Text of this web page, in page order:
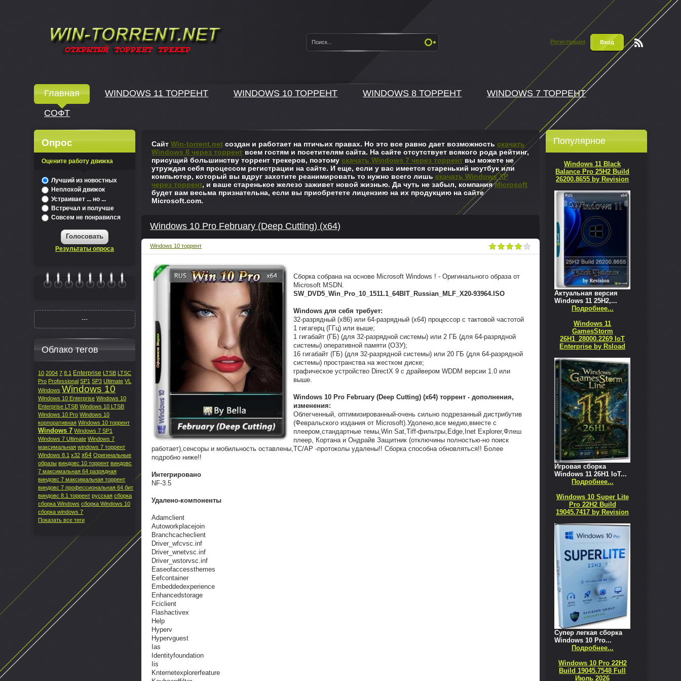
Регистрация Вход
Главная WINDOWS 11 ТОРРЕНТ WINDOWS 10 ТОРРЕНТ WINDOWS 8 ТОРРЕНТ
WINDOWS 7 ТОРРЕНТ
СОФТ
СайтWin-torrent.net создан и работает на птичьих правах. Но это все равно дает возможностьскачать
Windows 8 через торрент всем гостям и посетителям сайта. На сайте отсутствует всякого рода рейтинг,
присущий большинству торрент трекеров, поэтомускачать Windows 7 через торрент вы можете не
утруждая себя процессом регистрации на сайте. И еще, если у вас имеется старенький ноутбук или
компьютер, который вы вдруг захотите реанимировать то нужно всего лишьскачать Windows XP
через торрент, и ваше старенькое железо заживет новой жизнью. Да чуть не забыл, компанияMicrosoft
будет вам весьма признательна, если вы приобретете лицензию на их продукцию на сайте
Microsoft.com.
Windows 10 Pro February (Deep Cutting) (x64)
Windows 10 торрент
Сборка собрана на основе Microsoft Windows ! - Оригинального образа от
Microsoft MSDN.
SW_DVD5_Win_Pro_10_1511.1_64BIT_Russian_MLF_X20-93964.ISO
Windows для себя требует:
32-разрядный (x86) или 64-разрядный (x64) процессор с тактовой частотой
1 гигагерц (ГГц) или выше;
1 гигабайт (ГБ) (для 32-разрядной системы) или 2 ГБ (для 64-разрядной
системы) оперативной памяти (ОЗУ);
16 гигабайт (ГБ) (для 32-разрядной системы) или 20 ГБ (для 64-разрядной
системы) пространства на жестком диске;
графическое устройство DirectX 9 с драйвером WDDM версии 1.0 или
выше.
Windows 10 Pro February (Deep Cutting) (x64) торрент - дополнения,
изменения:
Облегченный, оптимизированный-очень сильно подрезанный дистрибутив
(Февральского издания от Microsoft).Удолено,все медио,вместе с
плеером,стандартные темы,Win Sat,Tiff-фильтры,Edge,Inet Explorer,Флеш
плеер, Кортана и Ондрайв Защитник (отключины полностью-но поиск
работает),сенсоры и мобильность оставлены,TC/AP -протоколы удалены!! Сборка способна обновляться!! Более
подробно ниже!!
Интегрировано
NF-3.5
Удалено-компоненты
Adamclient
Autoworkplacejoin
Branchcacheclient
Driver_wfcvsc.inf
Driver_wnetvsc.inf
Driver_wstorvsc.inf
Easeofaccessthemes
Eefcontainer
Embeddedexperience
Enhancedstorage
Fciclient
Flashactivex
Help
Hyperv
Hypervguest
Ias
Identityfoundation
Iis
Knternetexplorerfeature
Популярное
Windows 11 Black
Balance Pro 25H2 Build
26200.8655 by Revision
Актуальная версия
Windows 11 25H2,...
Подробнее...
Windows 11
GamesStorm
26H1_28000.2269 IoT
Enterprise by Rsload
Игровая сборка
Windows 11 26H1 IoT...
Подробнее...
Windows 10 Super Lite
Pro 22H2 Build
19045.7417 by Revision
Супер легкая сборка
Windows 10 Pro...
Подробнее...
Windows 10 Pro 22H2
Build 19045.7548 Full
Июль 2026
Опрос
Оцените работу движка
Лучший из новостных
Неплохой движок
Устраивает ... но ...
Встречал и получше
Совсем не понравился
Голосовать
Результаты опроса
---
Облако тегов
10 2004 7 8.1 Enterprise LTSB LTSC
Pro Professional SP1 SP3 Ultimate VL
Windows Windows 10
Windows 10 Enterprise Windows 10
Enterprise LTSB Windows 10 LTSB
Windows 10 Pro Windows 10
корпоративная Windows 10 торрент
Windows 7 Windows 7 SP1
Windows 7 Ultimate Windows 7
максимальная windows 7 торрент
Windows 8.1 x32 x64 Оригинальные
образы виндовс 10 торрент виндовс
7 максимальная 64 разрядная
виндовс 7 максимальная торрент
виндовс 7 профессиональная 64 бит
виндовс 8.1 торрент русская сборка
сборка Windows сборка Windows 10
сборка windows 7
Показать все теги